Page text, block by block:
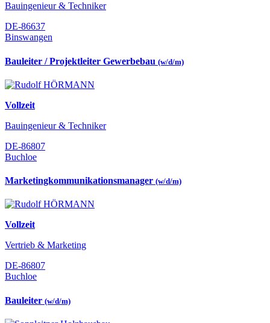
Bauingenieur & Techniker
DE-86637
Binswangen
Bauleiter / Projektleiter Gewerbebau (w/d/m)
Vollzeit
Bauingenieur & Techniker
DE-86807
Buchloe
Marketingkommunikationsmanager (w/d/m)
Vollzeit
Vertrieb & Marketing
DE-86807
Buchloe
Bauleiter (w/d/m)